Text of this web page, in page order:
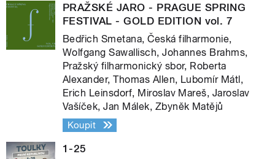
PRAŽSKÉ JARO - PRAGUE SPRING
FESTIVAL - GOLD EDITION vol. 7
Bedřich Smetana, Česká filharmonie,
Wolfgang Sawallisch, Johannes Brahms,
Pražský filharmonický sbor, Roberta
Alexander, Thomas Allen, Lubomír Mátl,
Erich Leinsdorf, Miroslav Mareš, Jaroslav
Vašíček, Jan Málek, Zbyněk Matějů
Koupit
1-25